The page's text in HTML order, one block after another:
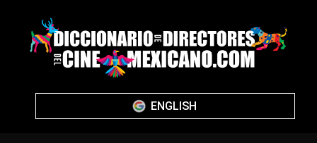
ENGLISH